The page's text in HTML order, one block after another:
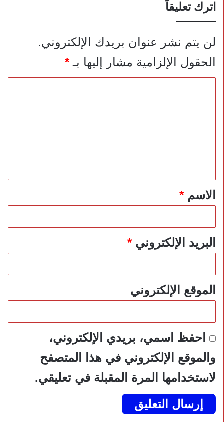
اترك تعليقاً
لن يتم نشر عنوان بريدك الإلكتروني.
الحقول الإلزامية مشار إليها بـ*
*الاسم*
البريد الإلكتروني*
الموقع الإلكتروني
احفظ اسمي، بريدي الإلكتروني،
والموقع الإلكتروني في هذا المتصفح
لاستخدامها المرة المقبلة في تعليقي.